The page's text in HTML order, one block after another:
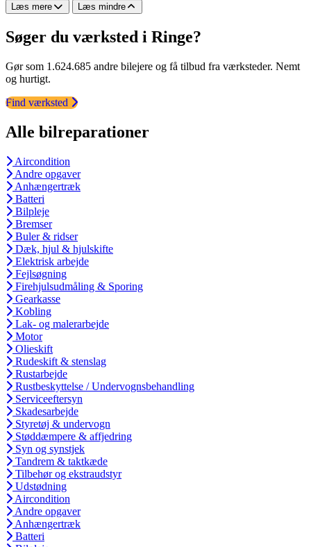
Læs mere Læs mindre
Søger du værksted i Ringe?
Gør som 1.624.685 andre bilejere og få tilbud fra værksteder. Nemt
og hurtigt.
Find værksted
Alle bilreparationer
Aircondition
Andre opgaver
Anhængertræk
Batteri
Bilpleje
Bremser
Buler & ridser
Dæk, hjul & hjulskifte
Elektrisk arbejde
Fejlsøgning
Firehjulsudmåling & Sporing
Gearkasse
Kobling
Lak- og malerarbejde
Motor
Olieskift
Rudeskift & stenslag
Rustarbejde
Rustbeskyttelse / Undervognsbehandling
Serviceeftersyn
Skadesarbejde
Styretøj & undervogn
Støddæmpere & affjedring
Syn og synstjek
Tandrem & taktkæde
Tilbehør og ekstraudstyr
Udstødning
Aircondition
Andre opgaver
Anhængertræk
Batteri